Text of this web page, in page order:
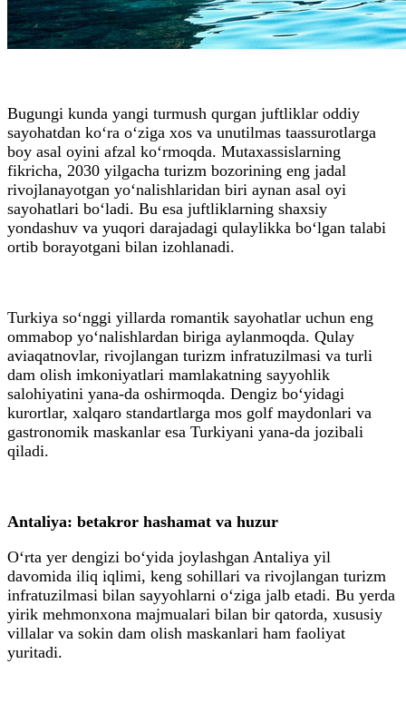
Bugungi kunda yangi turmush qurgan juftliklar oddiy
sayohatdan ko‘ra o‘ziga xos va unutilmas taassurotlarga
boy asal oyini afzal ko‘rmoqda. Mutaxassislarning
fikricha, 2030 yilgacha turizm bozorining eng jadal
rivojlanayotgan yo‘nalishlaridan biri aynan asal oyi
sayohatlari bo‘ladi. Bu esa juftliklarning shaxsiy
yondashuv va yuqori darajadagi qulaylikka bo‘lgan talabi
ortib borayotgani bilan izohlanadi.
Turkiya so‘nggi yillarda romantik sayohatlar uchun eng
ommabop yo‘nalishlardan biriga aylanmoqda. Qulay
aviaqatnovlar, rivojlangan turizm infratuzilmasi va turli
dam olish imkoniyatlari mamlakatning sayyohlik
salohiyatini yana-da oshirmoqda. Dengiz bo‘yidagi
kurortlar, xalqaro standartlarga mos golf maydonlari va
gastronomik maskanlar esa Turkiyani yana-da jozibali
qiladi.
Antaliya: betakror hashamat va huzur
O‘rta yer dengizi bo‘yida joylashgan Antaliya yil
davomida iliq iqlimi, keng sohillari va rivojlangan turizm
infratuzilmasi bilan sayyohlarni o‘ziga jalb etadi. Bu yerda
yirik mehmonxona majmualari bilan bir qatorda, xususiy
villalar va sokin dam olish maskanlari ham faoliyat
yuritadi.